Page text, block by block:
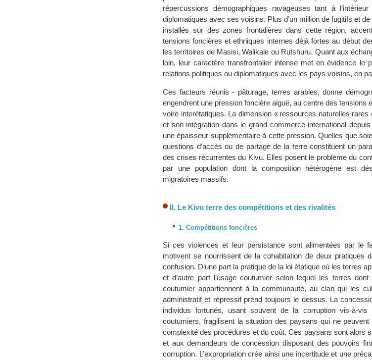
répercussions démographiques ravageuses tant à
diplomatiques avec ses voisins. Plus d’un million de fugitifs et
installés sur des zones frontalières dans cette région,
tensions foncières et ethniques internes déjà fortes au début
les territoires de Masisi, Walikale ou Rutshuru. Quant aux
loin, leur caractère transfrontalier intense met en évidence le
relations politiques ou diplomatiques avec les pays voisins, en
Ces facteurs réunis - pâturage, terres arables, donne
engendrent une pression foncière aiguë, au centre des tensions
voire interétatiques. La dimension « ressources naturelles
et son intégration dans le grand commerce international
une épaisseur supplémentaire à cette pression. Quelles que
questions d’accès ou de partage de la terre constituent un
des crises récurrentes du Kivu. Elles posent le problème du
par une population dont la composition hétérogène est
migratoires massifs.
II. Le Kivu terre des compétitions et des rivalités
1. Compétitions foncières
Si ces violences et leur persistance sont alimentées par le
motivent se nourrissent de la cohabitation de deux pratiques
confusion. D’une part la pratique de la loi étatique où les terres
et d’autre part l’usage coutumier selon lequel les terres
coutumier appartiennent à la communauté, au clan qui les
administratif et répressif prend toujours le dessus. La
individus fortunés, usant souvent de la corruption vis-à-vis
coutumiers, fragilisent la situation des paysans qui ne
complexité des procédures et du coût. Ces paysans sont alors
et aux demandeurs de concession disposant des pouvoirs
corruption. L’expropriation crée ainsi une incertitude et une